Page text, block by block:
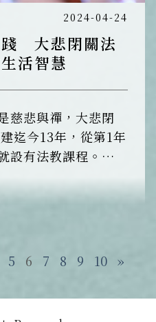
2024-04-24
踐 大悲閉關法
活智慧
慈悲與禪，大悲閉
迄今13年，從第1年
設有法教課程。教
法師及教育院副院
元的方式，傳達給
弟子們。 大悲閉
5 6 7 8 9 10 »